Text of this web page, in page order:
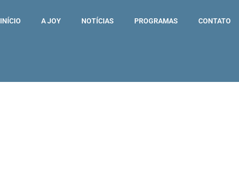
INÍCIO A JOY NOTÍCIAS PROGRAMAS CONTATO